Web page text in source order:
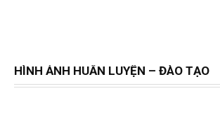
HÌNH ẢNH HUẤN LUYỆN – ĐÀO TẠO